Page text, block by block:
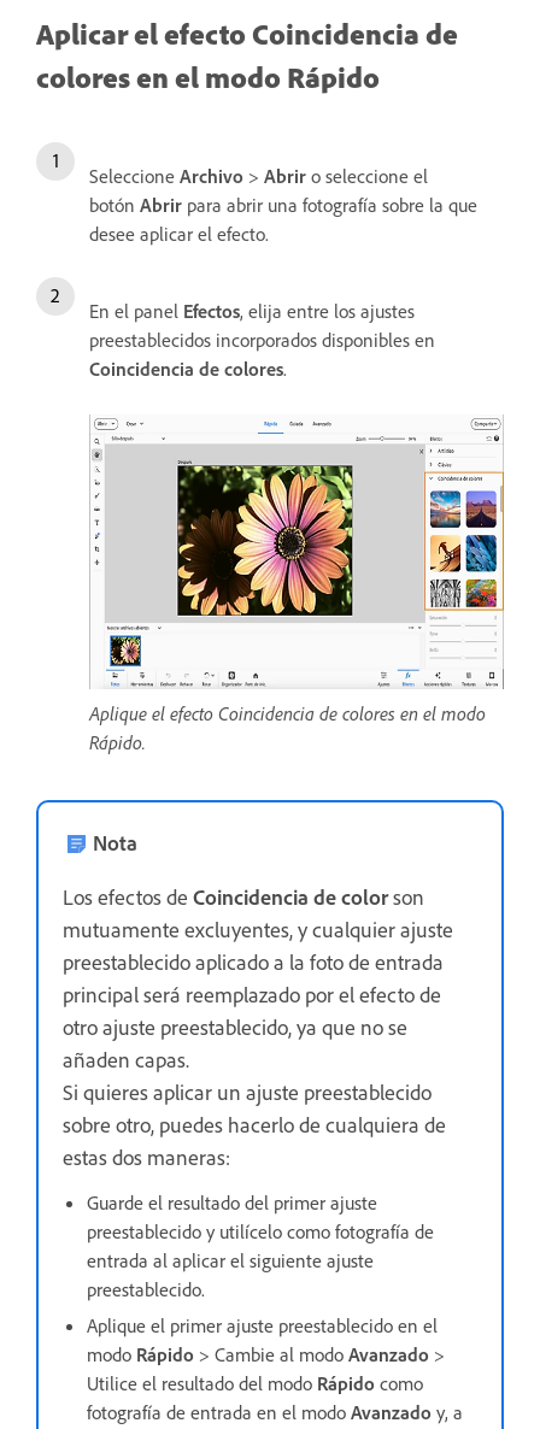
Aplicar el efecto Coincidencia de
colores en el modo Rápido
Seleccione Archivo > Abrir o seleccione el
botón Abrir para abrir una fotografía sobre la que
desee aplicar el efecto.
En el panel Efectos, elija entre los ajustes
preestablecidos incorporados disponibles en
Coincidencia de colores.
Aplique el efecto Coincidencia de colores en el modo
Rápido.
Nota
Los efectos de Coincidencia de colorson
mutuamente excluyentes, y cualquier ajuste
preestablecido aplicado a la foto de entrada
principal será reemplazado por el efecto de
otro ajuste preestablecido, ya que no se
añaden capas.
Si quieres aplicar un ajuste preestablecido
sobre otro, puedes hacerlo de cualquiera de
estas dos maneras:
Guarde el resultado del primer ajuste
preestablecido y utilícelo como fotografía de
entrada al aplicar el siguiente ajuste
preestablecido.
Aplique el primer ajuste preestablecido en el
modo Rápido > Cambie al modo Avanzado >
Utilice el resultado del modo Rápido como
fotografía de entrada en el modo Avanzado y, a